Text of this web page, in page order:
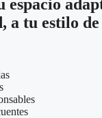
espacio
a tu estilo